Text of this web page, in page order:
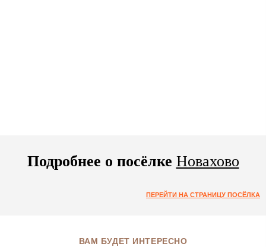
Подробнее о посёлке Новахово
ПЕРЕЙТИ НА СТРАНИЦУ ПОСЁЛКА
ВАМ БУДЕТ ИНТЕРЕСНО